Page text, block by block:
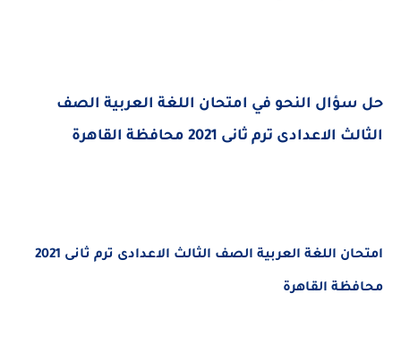
حل سؤال النحو في امتحان اللغة العربية الصف
الثالث الاعدادى ترم ثانى 2021 محافظة القاهرة
امتحان اللغة العربية الصف الثالث الاعدادى ترم ثانى 2021
محافظة القاهرة